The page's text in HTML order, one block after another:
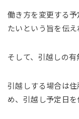
働き方を変更する
たいという旨を伝え
そして、引越しの有
引越しする場合は
め、引越し予定日を